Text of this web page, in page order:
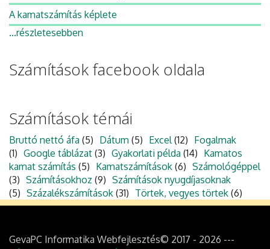
A kamatszámítás képlete
...részletesebben
Számítások facebook oldala
Számítások témái
Bruttó nettó áfa (5) Dátum (5) Excel (12) Fogalmak
(1) Google táblázat (3) Gyakorlati példa (14) Kamatos
kamat számítás (5) Kamatszámítások (6) Számológéppel
(3) Számításokhoz (9) Számítások nyugdíjasoknak
(5) Százalékszámítások (31) Törtek, vegyes törtek (6)
GevaPC Informatika Webfejlesztés© 2017 - 2026 ---